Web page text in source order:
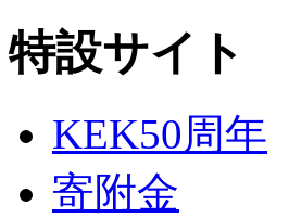
特設サイト
KEK50周年
寄附金